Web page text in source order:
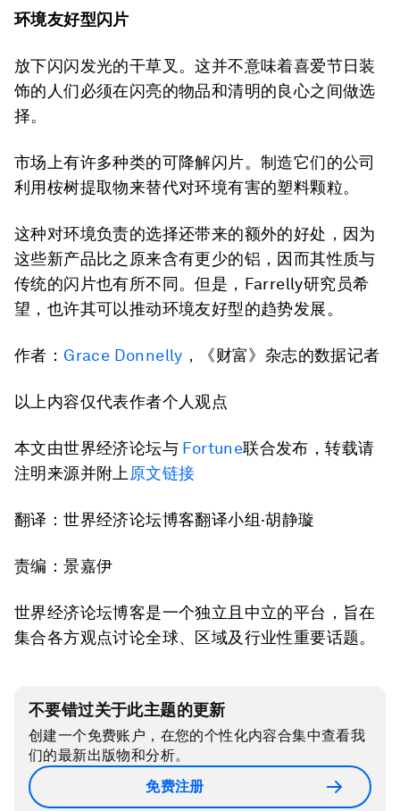
环境友好型闪片
放下闪闪发光的干草叉。这并不意味着喜爱节日装
饰的人们必须在闪亮的物品和清明的良心之间做选
择。
市场上有许多种类的可降解闪片。制造它们的公司
利用桉树提取物来替代对环境有害的塑料颗粒。
这种对环境负责的选择还带来的额外的好处，因为
这些新产品比之原来含有更少的铝，因而其性质与
传统的闪片也有所不同。但是，Farrelly研究员希
望，也许其可以推动环境友好型的趋势发展。
作者： Grace Donnelly ，《财富》杂志的数据记者
以上内容仅代表作者个人观点
本文由世界经济论坛与 Fortune联合发布，转载请
注明来源并附上 原文链接
翻译：世界经济论坛博客翻译小组·胡静璇
责编：景嘉伊
世界经济论坛博客是一个独立且中立的平台，旨在
集合各方观点讨论全球、区域及行业性重要话题。
不要错过关于此主题的更新
创建一个免费账户，在您的个性化内容合集中查看我
们的最新出版物和分析。
免费注册